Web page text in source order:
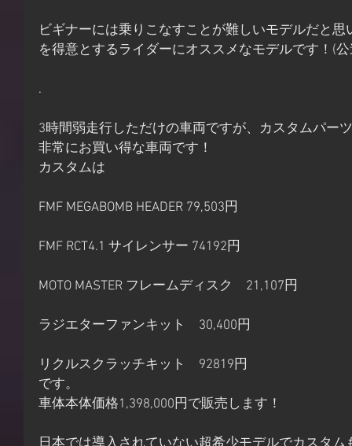
ビギナーには乗りこなすことが難しいモデルだと
を得意とするライダーにオススメなモデルです！(
.
3時間弱走行しただけの車両ですが、カスタムパー
非常にお買い得な車両です！
カスタムは
FMF MEGABOMB HEADER 79,503円
FMF RCT4.1 サイレンサー 74192円
MOTO MASTER フレームディスク　21,107円
ラジエターファンキット　30,400円
リクルスクラッチキット　92819円
です。
車体本体価格1,398,000円で販売します！